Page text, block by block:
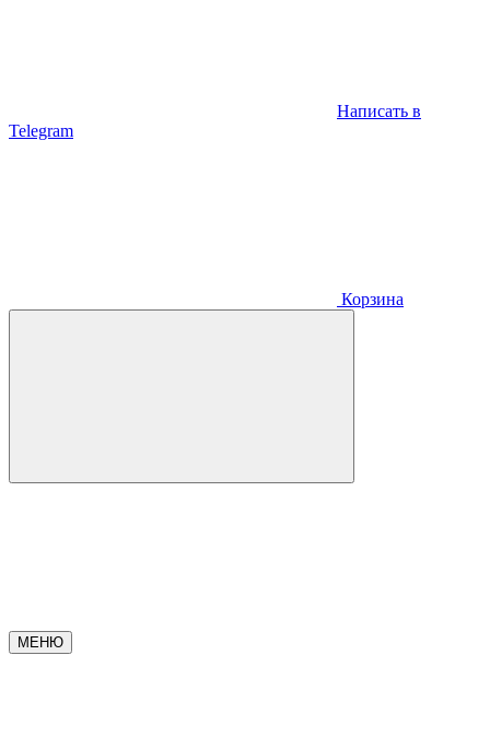
Написать в
Telegram
Корзина
МЕНЮ